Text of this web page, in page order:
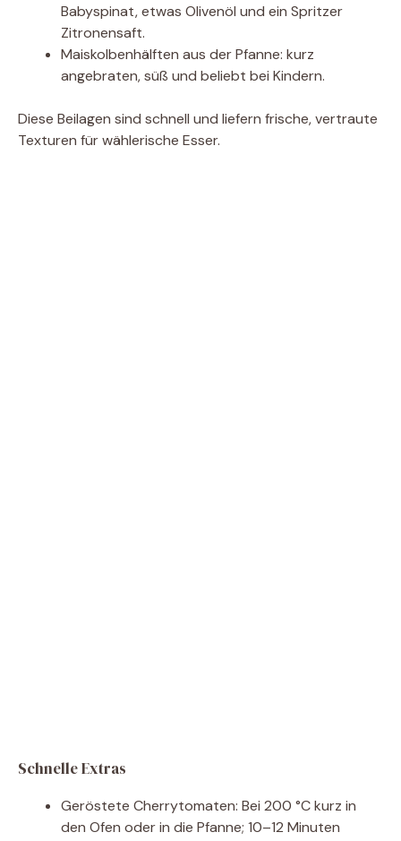
Babyspinat, etwas Olivenöl und ein Spritzer
Zitronensaft.
Maiskolbenhälften aus der Pfanne: kurz
angebraten, süß und beliebt bei Kindern.
Diese Beilagen sind schnell und liefern frische, vertraute
Texturen für wählerische Esser.
Schnelle Extras
Geröstete Cherrytomaten: Bei 200 °C kurz in
den Ofen oder in die Pfanne; 10–12 Minuten